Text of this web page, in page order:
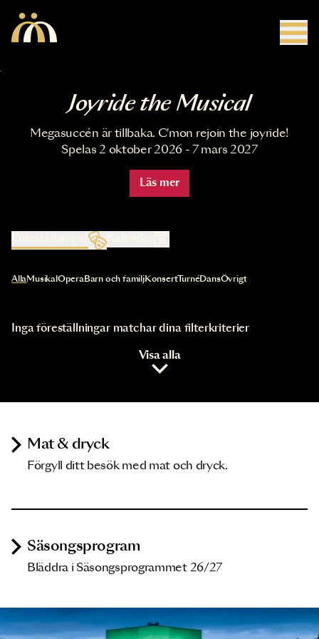
Joyride the Musical
Megasuccén är tillbaka. C'mon rejoin the joyride!
Spelas 2 oktober 2026 - 7 mars 2027
Läs mer
Kalender
Val av kategori uppdaterar innehållet automatiskt
AllaMusikal OperaBarn och familjKonsertTurnéDansÖvrigt
Inga föreställningar matchar dina filterkriterier
Visa alla
Mat & dryck
Förgyll ditt besök med mat och dryck.
Säsongsprogram
Bläddra i Säsongsprogrammet 26/27